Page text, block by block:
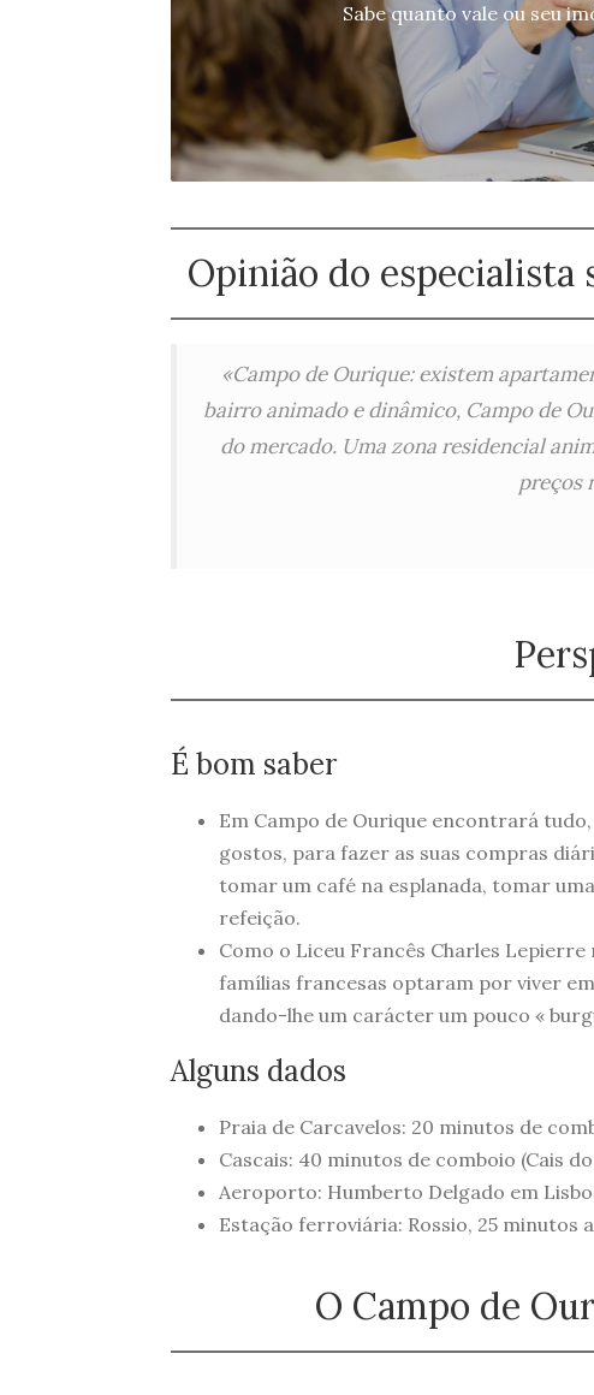
Sabe quanto vale ou seu
Opinião do
«Campo de Ourique: existem
bairro animado e dinâmico, Campo de
do mercado. Uma zona residencial
preços
É bom saber
Em Campo de Ourique encontrará
gostos, para fazer as suas compras
tomar um café na esplanada, tomar
refeição.
Como o Liceu Francês Charles Lepierre
famílias francesas optaram por viver
dando-lhe um carácter um pouco «
Alguns dados
Praia de Carcavelos: 20 minutos de
Cascais: 40 minutos de comboio (Cais
Aeroporto: Humberto Delgado em
Estação ferroviária: Rossio, 25 minutos
O Campo de